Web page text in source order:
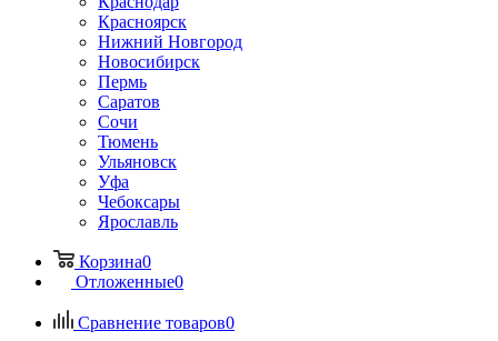
Красноярск
Нижний Новгород
Новосибирск
Пермь
Саратов
Сочи
Тюмень
Ульяновск
Уфа
Чебоксары
Ярославль
Корзина0
Отложенные0
Сравнение товаров0